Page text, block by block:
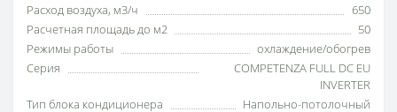
Расход воздуха, м3/ч
650
Расчетная площадь до м2
50
Режимы работы
охлаждение/обогрев
Серия
COMPETENZA FULL DC EU
INVERTER
Тип блока кондиционера
Напольно-потолочный